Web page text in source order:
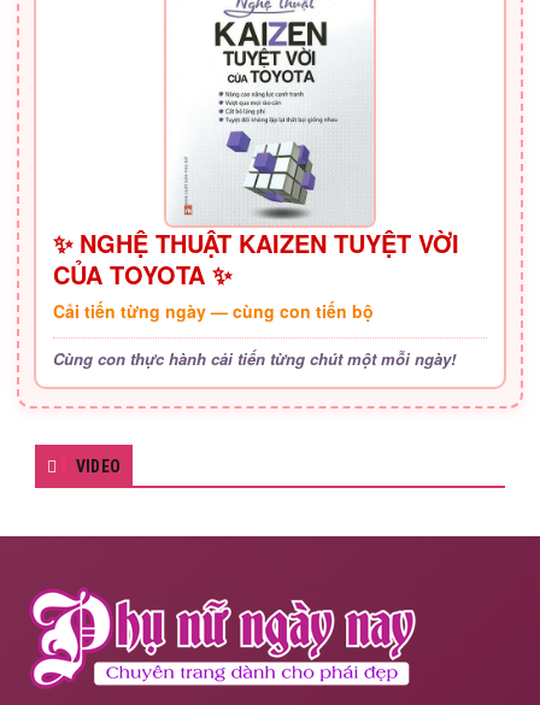
✨ NGHỆ THUẬT KAIZEN TUYỆT VỜI
CỦA TOYOTA ✨
Cải tiến từng ngày — cùng con tiến bộ
Cùng con thực hành cải tiến từng chút một mỗi ngày!
VIDEO